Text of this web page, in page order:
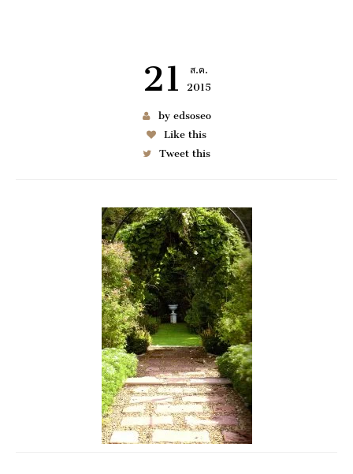
21
ส.ค.
2015
by edsoseo
Like this
Tweet this